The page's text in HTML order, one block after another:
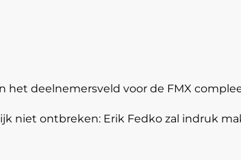
het deelnemersveld voor de FMX
niet ontbreken: Erik Fedko zal indruk